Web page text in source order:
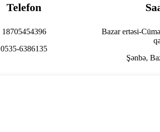
Telefon
18705454396
0535-6386135
Bazar ertəsi-
Şənbə,